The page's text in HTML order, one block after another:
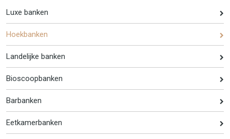
Luxe banken
Hoekbanken
Landelijke banken
Bioscoopbanken
Barbanken
Eetkamerbanken